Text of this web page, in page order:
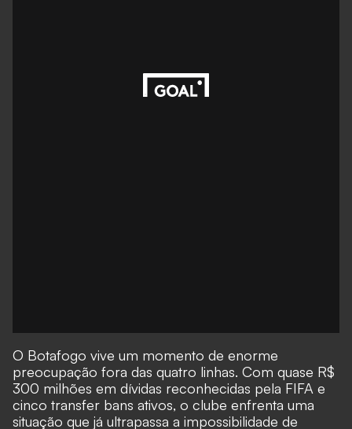
O Botafogo vive um momento de enorme
preocupação fora das quatro linhas. Com quase R$
300 milhões em dívidas reconhecidas pela FIFA e
cinco transfer bans ativos, o clube enfrenta uma
situação que já ultrapassa a impossibilidade de